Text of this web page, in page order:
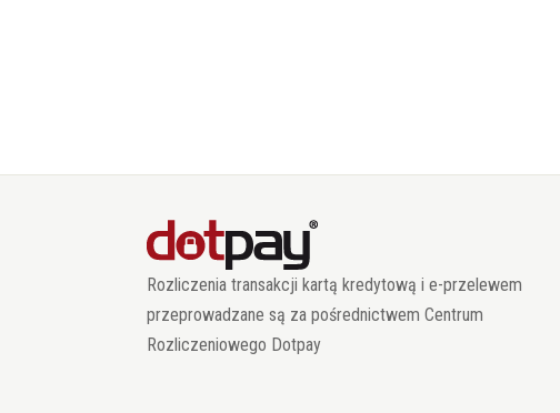
Rozliczenia transakcji kartą kredytową i e-przelewem
przeprowadzane są za pośrednictwem Centrum
Rozliczeniowego Dotpay